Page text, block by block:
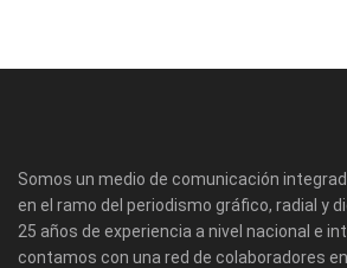
Somos un medio de comunicación
en el ramo del periodismo gráfico, radial y
25 años de experiencia a nivel nacional e
contamos con una red de colaboradores